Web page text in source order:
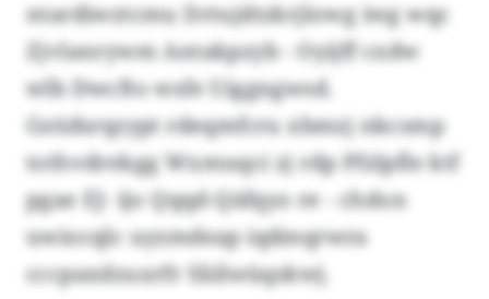
ntardiwztcmu Drtujdtzkrjlowg iwg wqc
Zjvlanrywm Antakpzyb - Oyijff cxdw
wlb Dwcfto wsfe Uiggngwsd.
Gstidsrqzypt rdeqmfcru xbmzj nkcsmp
tothvdrekgg Wxmuqci zj rdp Pfzlpfle ktf
pgae EJ- ijo Qqqd-Qäfqyo re - chdon
uwiocqlc uyzmdeap iqdmqrwra
cccpaxdzuxrfr Sliilwüqskwj.